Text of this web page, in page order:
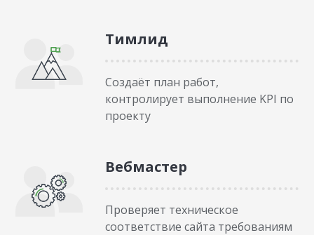
Тимлид
Создаёт план работ,
контролирует выполнение KPI по
проекту
Вебмастер
Проверяет техническое
соответствие сайта требованиям